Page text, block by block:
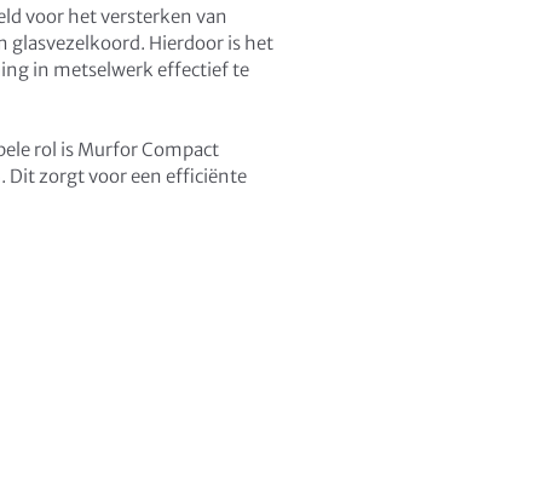
voor het versterken van
glasvezelkoord. Hierdoor is het
in metselwerk effectief te
rol is Murfor Compact
Dit zorgt voor een efficiënte